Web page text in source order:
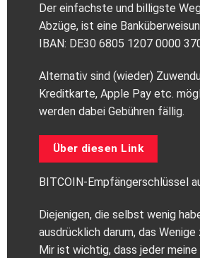
Der einfachste und billigste
Abzüge, ist eine
IBAN: DE30 6805 1207 0000
Alternativ sind (wieder)
Kreditkarte, Apple Pay etc.
werden dabei Gebühren fällig.
Über diesen Link
BITCOIN-Empfängerschlüssel
Diejenigen, die selbst wenig
ausdrücklich darum, das Wenige
Mir ist wichtig, dass jeder